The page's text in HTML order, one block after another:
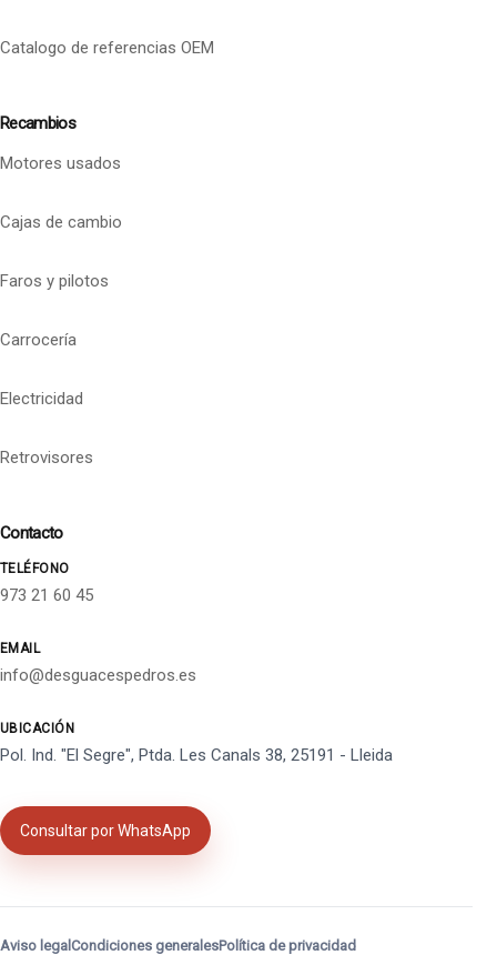
Catalogo de referencias OEM
Recambios
Motores usados
Cajas de cambio
Faros y pilotos
Carrocería
Electricidad
Retrovisores
Contacto
TELÉFONO
973 21 60 45
EMAIL
info@desguacespedros.es
UBICACIÓN
Pol. Ind. "El Segre", Ptda. Les Canals 38, 25191 - Lleida
Consultar por WhatsApp
Aviso legal Condiciones generalesPolítica de privacidad